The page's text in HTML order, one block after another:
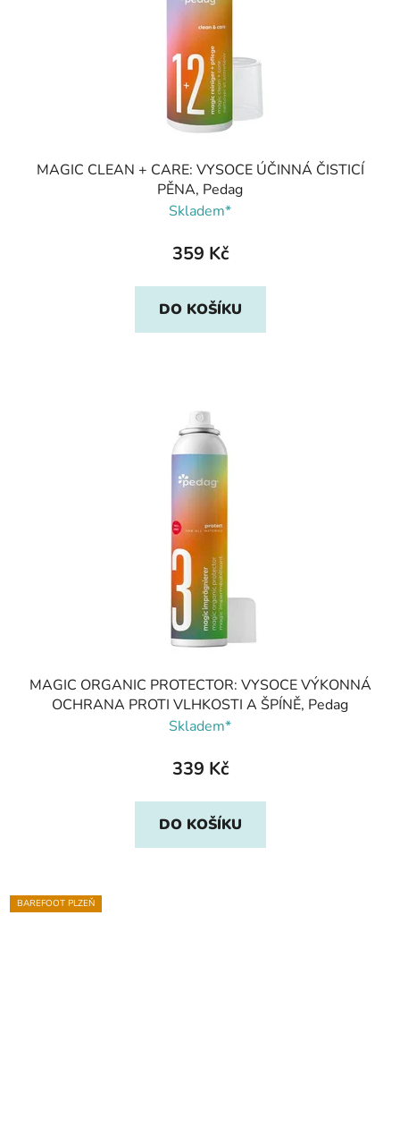
MAGIC CLEAN + CARE: VYSOCE ÚČINNÁ ČISTICÍ
PĚNA, Pedag
Skladem*
359 Kč
DO KOŠÍKU
MAGIC ORGANIC PROTECTOR: VYSOCE VÝKONNÁ
OCHRANA PROTI VLHKOSTI A ŠPÍNĚ, Pedag
Skladem*
339 Kč
DO KOŠÍKU
BAREFOOT PLZEŇ